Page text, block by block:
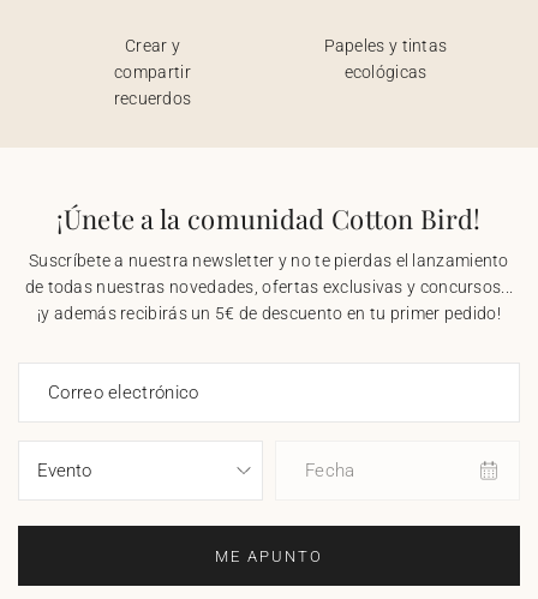
Crear y
compartir
recuerdos
Papeles y tintas
ecológicas
¡Únete a la comunidad Cotton Bird!
Suscríbete a nuestra newsletter y no te pierdas el lanzamiento
de todas nuestras novedades, ofertas exclusivas y concursos...
¡y además recibirás un 5€ de descuento en tu primer pedido!
Correo electrónico
Fecha
ME APUNTO